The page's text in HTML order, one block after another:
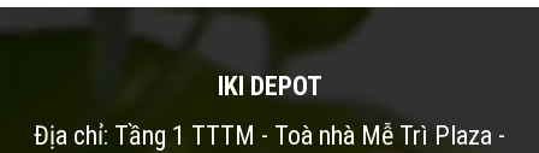
IKI DEPOT
Địa chỉ: Tầng 1 TTTM - Toà nhà Mễ Trì Plaza -